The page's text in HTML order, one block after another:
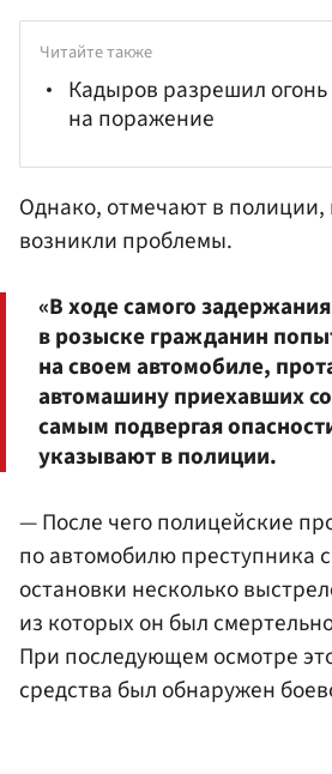
Читайте также
Кадыров разрешил огонь
на поражение
Однако, отмечают в
возникли проблемы.
«В ходе самого
в розыске гражданин
на своем автомобиле,
автомашину приехавших
самым подвергая
указывают в полиции.
— После чего полицейские
по автомобилю преступника
остановки несколько
из которых он был
При последующем осмотре
средства был обнаружен